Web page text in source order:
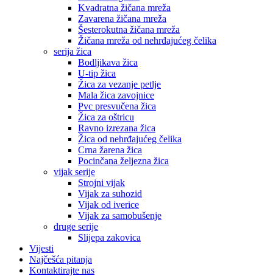
Kvadratna žičana mreža
Zavarena žičana mreža
Šesterokutna žičana mreža
Žičana mreža od nehrđajućeg čelika
serija žica
Bodljikava žica
U-tip žica
Žica za vezanje petlje
Mala žica zavojnice
Pvc presvučena žica
Žica za oštricu
Ravno izrezana žica
Žica od nehrđajućeg čelika
Crna žarena žica
Pocinčana željezna žica
vijak serije
Strojni vijak
Vijak za suhozid
Vijak od iverice
Vijak za samobušenje
druge serije
Slijepa zakovica
Vijesti
Najčešća pitanja
Kontaktirajte nas